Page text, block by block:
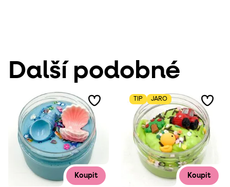
Další podobné
Koupit
TIP JARO
Koupit